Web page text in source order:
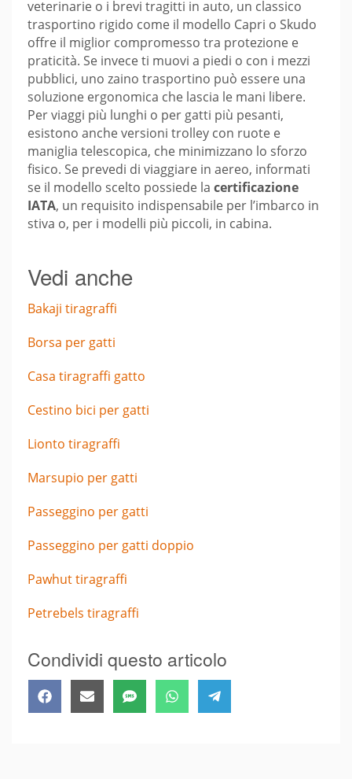
veterinarie o i brevi tragitti in auto, un classico
trasportino rigido come il modello Capri o Skudo
offre il miglior compromesso tra protezione e
praticità. Se invece ti muovi a piedi o con i mezzi
pubblici, uno zaino trasportino può essere una
soluzione ergonomica che lascia le mani libere.
Per viaggi più lunghi o per gatti più pesanti,
esistono anche versioni trolley con ruote e
maniglia telescopica, che minimizzano lo sforzo
fisico. Se prevedi di viaggiare in aereo, informati
se il modello scelto possiede la certificazione
IATA, un requisito indispensabile per l’imbarco in
stiva o, per i modelli più piccoli, in cabina.
Vedi anche
Bakaji tiragraffi
Borsa per gatti
Casa tiragraffi gatto
Cestino bici per gatti
Lionto tiragraffi
Marsupio per gatti
Passeggino per gatti
Passeggino per gatti doppio
Pawhut tiragraffi
Petrebels tiragraffi
Condividi questo articolo
Share
on
FacebookShare
on
Email Share
on
SMS Share
on
WhatsAppShare
on